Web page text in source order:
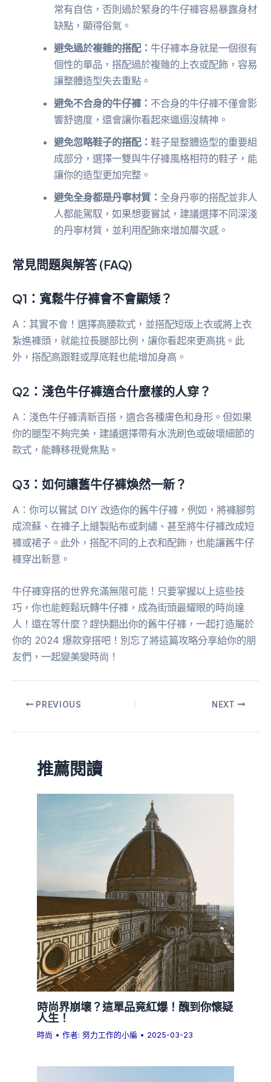
常有自信，否則過於緊身的牛仔褲容易暴露身材
缺點，顯得俗氣。
避免過於複雜的搭配： 牛仔褲本身就是一個很有
個性的單品，搭配過於複雜的上衣或配飾，容易
讓整體造型失去重點。
避免不合身的牛仔褲： 不合身的牛仔褲不僅會影
響舒適度，還會讓你看起來邋遢沒精神。
避免忽略鞋子的搭配：鞋子是整體造型的重要組
成部分，選擇一雙與牛仔褲風格相符的鞋子，能
讓你的造型更加完整。
避免全身都是丹寧材質： 全身丹寧的搭配並非人
人都能駕馭，如果想要嘗試，建議選擇不同深淺
的丹寧材質，並利用配飾來增加層次感。
常見問題與解答 (FAQ)
Q1：寬鬆牛仔褲會不會顯矮？
A：其實不會！選擇高腰款式，並搭配短版上衣或將上衣
紮進褲頭，就能拉長腿部比例，讓你看起來更高挑。此
外，搭配高跟鞋或厚底鞋也能增加身高。
Q2：淺色牛仔褲適合什麼樣的人穿？
A：淺色牛仔褲清新百搭，適合各種膚色和身形。但如果
你的腿型不夠完美，建議選擇帶有水洗刷色或破壞細節的
款式，能轉移視覺焦點。
Q3：如何讓舊牛仔褲煥然一新？
A：你可以嘗試 DIY 改造你的舊牛仔褲，例如，將褲腳剪
成流蘇、在褲子上縫製貼布或刺繡、甚至將牛仔褲改成短
褲或裙子。此外，搭配不同的上衣和配飾，也能讓舊牛仔
褲穿出新意。
牛仔褲穿搭的世界充滿無限可能！只要掌握以上這些技
巧，你也能輕鬆玩轉牛仔褲，成為街頭最耀眼的時尚達
人！還在等什麼？趕快翻出你的舊牛仔褲，一起打造屬於
你的 2024 爆款穿搭吧！別忘了將這篇攻略分享給你的朋
友們，一起變美變時尚！
PREVIOUS NEXT
推薦閱讀
時尚界崩壞？這單品竟紅爆！醜到你懷疑
人生！
時尚 • 作者:努力工作的小編 • 2025-03-23